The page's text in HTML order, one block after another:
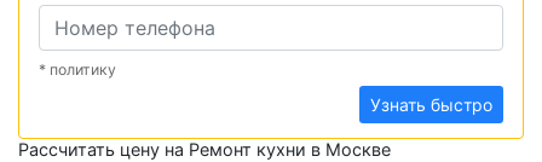
* политику
Узнать быстро
Рассчитать цену на Ремонт кухни в Москве